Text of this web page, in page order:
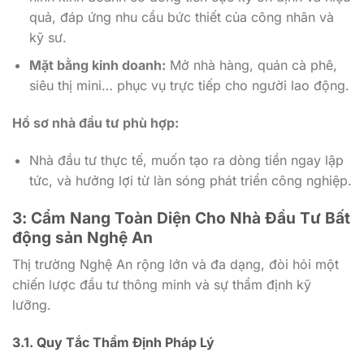
quả, đáp ứng nhu cầu bức thiết của công nhân và
kỹ sư.
Mặt bằng kinh doanh: Mở nhà hàng, quán cà phê,
siêu thị mini… phục vụ trực tiếp cho người lao động.
Hồ sơ nhà đầu tư phù hợp:
Nhà đầu tư thực tế, muốn tạo ra dòng tiền ngay lập
tức, và hưởng lợi từ làn sóng phát triển công nghiệp.
3: Cẩm Nang Toàn Diện Cho Nhà Đầu Tư Bất
động sản Nghệ An
Thị trường Nghệ An rộng lớn và đa dạng, đòi hỏi một
chiến lược đầu tư thông minh và sự thẩm định kỹ
lưỡng.
3.1. Quy Tắc Thẩm Định Pháp Lý